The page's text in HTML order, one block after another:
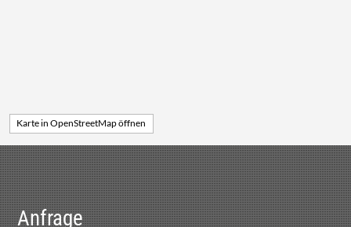
Karte in OpenStreetMap öffnen
Anfrage